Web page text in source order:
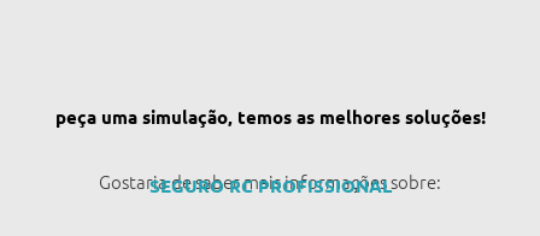
peça uma simulação, temos as melhores soluções!
Gostaria de saber mais informações sobre:
SEGURO RC PROFISSIONAL